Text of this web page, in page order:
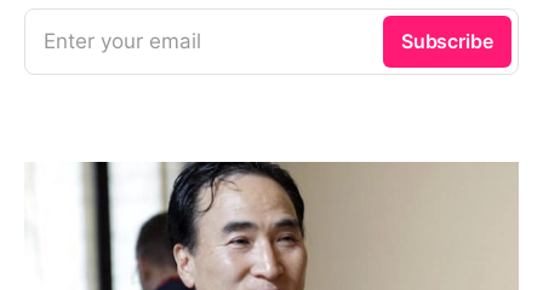
Enter your email Subscribe